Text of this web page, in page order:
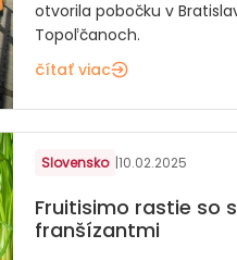
otvorila pobočku v
Topoľčanoch.
čítať viac
Slovensko |10.02.2025
Fruitisimo rastie so
franšízantmi